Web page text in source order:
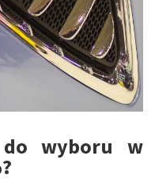
wyboru w